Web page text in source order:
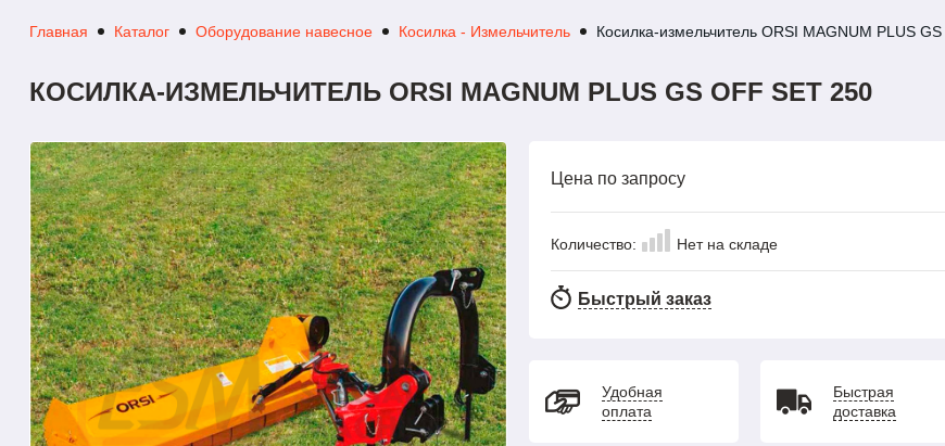
Главная Каталог Оборудование навесное Косилка - Измельчитель Косилка-измельчитель ORSI MAGNUM PLUS
КОСИЛКА-ИЗМЕЛЬЧИТЕЛЬ ORSI MAGNUM PLUS GS OFF SET 250
Цена по запросу
Количество: Нет на складе
Быстрый заказ
Удобная
оплата
Быстрая
доставка